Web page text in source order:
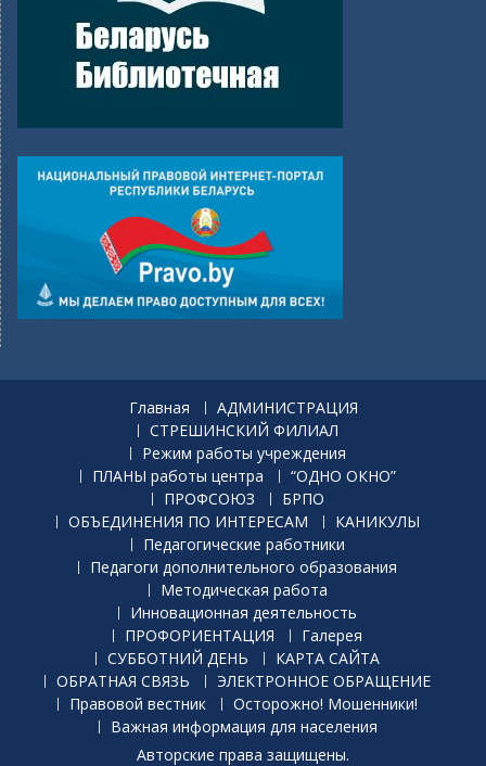
Главная
АДМИНИСТРАЦИЯ
СТРЕШИНСКИЙ ФИЛИАЛ
Режим работы учреждения
ПЛАНЫ работы центра
“ОДНО ОКНО”
ПРОФСОЮЗ
БРПО
ОБЪЕДИНЕНИЯ ПО ИНТЕРЕСАМ
КАНИКУЛЫ
Педагогические работники
Педагоги дополнительного образования
Методическая работа
Инновационная деятельность
ПРОФОРИЕНТАЦИЯ
Галерея
СУББОТНИЙ ДЕНЬ
КАРТА САЙТА
ОБРАТНАЯ СВЯЗЬ
ЭЛЕКТРОННОЕ ОБРАЩЕНИЕ
Правовой вестник
Осторожно! Мошенники!
Важная информация для населения
Авторские права защищены.